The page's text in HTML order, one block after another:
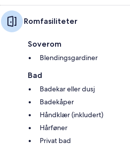
Romfasiliteter
Soverom
Blendingsgardiner
Bad
Badekar eller dusj
Badekåper
Håndklær (inkludert)
Hårføner
Privat bad